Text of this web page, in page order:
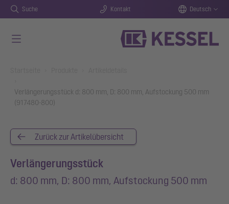
Suche Kontakt Deutsch
Verlängerungsstück d: 800 mm, D: 800 mm, Aufstockung 500 mm
(917480-800)
Zurück zur Artikelübersicht
Verlängerungsstück
d: 800 mm, D: 800 mm, Aufstockung 500 mm